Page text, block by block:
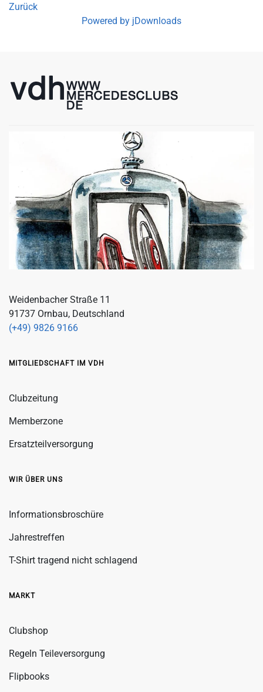
Zurück
Powered by jDownloads
Weidenbacher Straße 11
91737 Ornbau, Deutschland
(+49) 9826 9166
MITGLIEDSCHAFT IM VDH
Clubzeitung
Memberzone
Ersatzteilversorgung
WIR ÜBER UNS
Informationsbroschüre
Jahrestreffen
T-Shirt tragend nicht schlagend
MARKT
Clubshop
Regeln Teileversorgung
Flipbooks